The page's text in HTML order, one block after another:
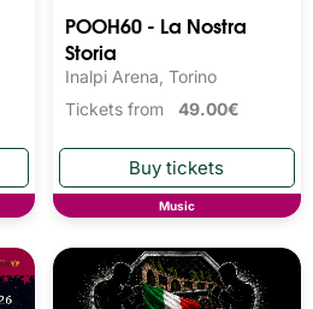
POOH60 - La Nostra
Storia
Inalpi Arena, Torino
Tickets from 49.00€
Music